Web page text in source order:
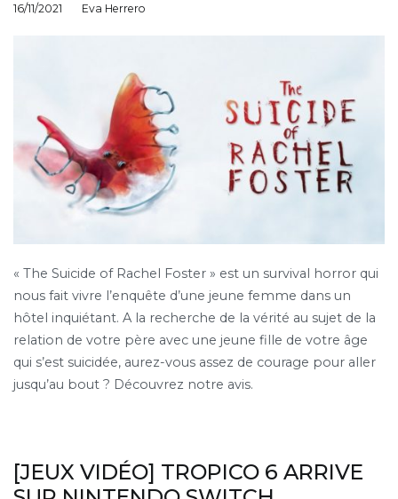
16/11/2021 Eva Herrero
« The Suicide of Rachel Foster » est un survival horror qui
nous fait vivre l’enquête d’une jeune femme dans un
hôtel inquiétant. A la recherche de la vérité au sujet de la
relation de votre père avec une jeune fille de votre âge
qui s’est suicidée, aurez-vous assez de courage pour aller
jusqu’au bout ? Découvrez notre avis.
[JEUX VIDÉO] TROPICO 6 ARRIVE